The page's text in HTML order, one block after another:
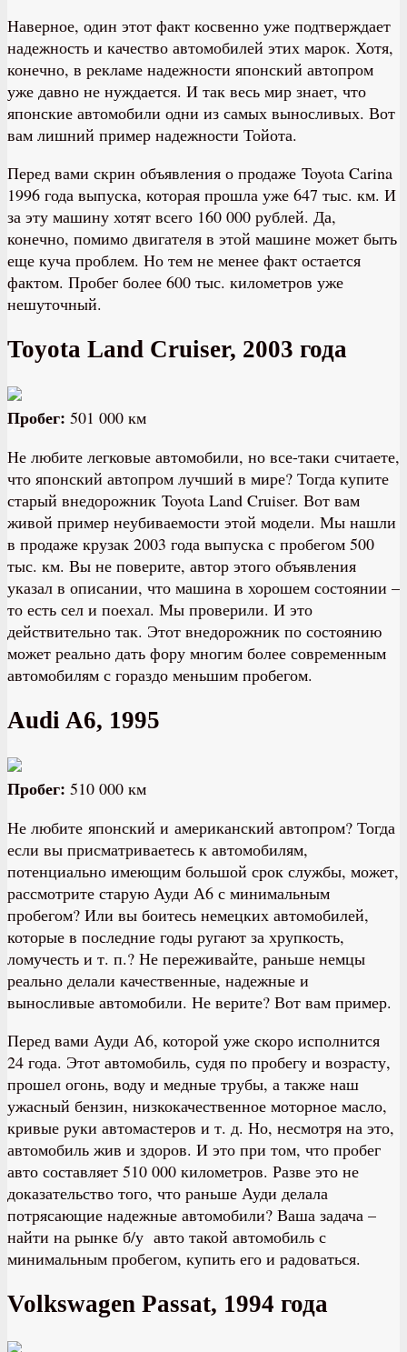
Наверное, один этот факт косвенно уже подтверждает
надежность и качество автомобилей этих марок. Хотя,
конечно, в рекламе надежности японский автопром
уже давно не нуждается. И так весь мир знает, что
японские автомобили одни из самых выносливых. Вот
вам лишний пример надежности Тойота.
Перед вами скрин объявления о продаже Toyota Carina
1996 года выпуска, которая прошла уже 647 тыс. км. И
за эту машину хотят всего 160 000 рублей. Да,
конечно, помимо двигателя в этой машине может быть
еще куча проблем. Но тем не менее факт остается
фактом. Пробег более 600 тыс. километров уже
нешуточный.
Toyota Land Cruiser, 2003 года
Пробег: 501 000 км
Не любите легковые автомобили, но все-таки считаете,
что японский автопром лучший в мире? Тогда купите
старый внедорожник Toyota Land Cruiser. Вот вам
живой пример неубиваемости этой модели. Мы нашли
в продаже крузак 2003 года выпуска с пробегом 500
тыс. км. Вы не поверите, автор этого объявления
указал в описании, что машина в хорошем состоянии –
то есть сел и поехал. Мы проверили. И это
действительно так. Этот внедорожник по состоянию
может реально дать фору многим более современным
автомобилям с гораздо меньшим пробегом.
Audi A6, 1995
Пробег: 510 000 км
Не любите японский и американский автопром? Тогда
если вы присматриваетесь к автомобилям,
потенциально имеющим большой срок службы, может,
рассмотрите старую Ауди А6 с минимальным
пробегом? Или вы боитесь немецких автомобилей,
которые в последние годы ругают за хрупкость,
ломучесть и т. п.? Не переживайте, раньше немцы
реально делали качественные, надежные и
выносливые автомобили. Не верите? Вот вам пример.
Перед вами Ауди А6, которой уже скоро исполнится
24 года. Этот автомобиль, судя по пробегу и возрасту,
прошел огонь, воду и медные трубы, а также наш
ужасный бензин, низкокачественное моторное масло,
кривые руки автомастеров и т. д. Но, несмотря на это,
автомобиль жив и здоров. И это при том, что пробег
авто составляет 510 000 километров. Разве это не
доказательство того, что раньше Ауди делала
потрясающие надежные автомобили? Ваша задача –
найти на рынке б/у авто такой автомобиль с
минимальным пробегом, купить его и радоваться.
Volkswagen Passat, 1994 года